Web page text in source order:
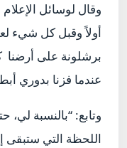
وقال لوسائل
برشلونة على أرضنا
عندما فزنا بدوري
وتابع: “بالنسبة
اللحظة التي ستبقى